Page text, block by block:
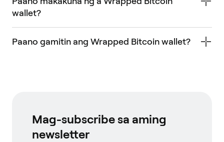
wallet?
Paano gamitin ang Wrapped Bitcoin wallet?
Mag-subscribe sa aming
newsletter